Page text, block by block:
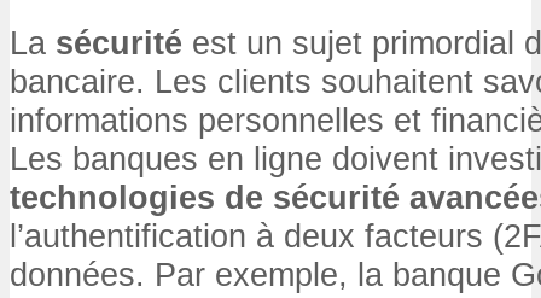
La sécurité est un sujet primordial
bancaire. Les clients souhaitent
informations personnelles et
Les banques en ligne doivent
technologies de sécurité
l’authentification à deux facteurs
données. Par exemple, la banque